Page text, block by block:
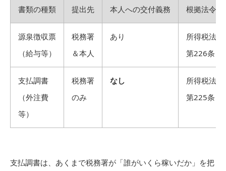
書類の種類 提出先 本人への交付義務 根拠法令
源泉徴収票
（給与等）
税務署
＆本人
あり
所得税法
第226条
支払調書
（外注費
等）
税務署
のみ
なし
所得税法
第225条
支払調書は、あくまで税務署が「誰がいくら稼いだか」を把